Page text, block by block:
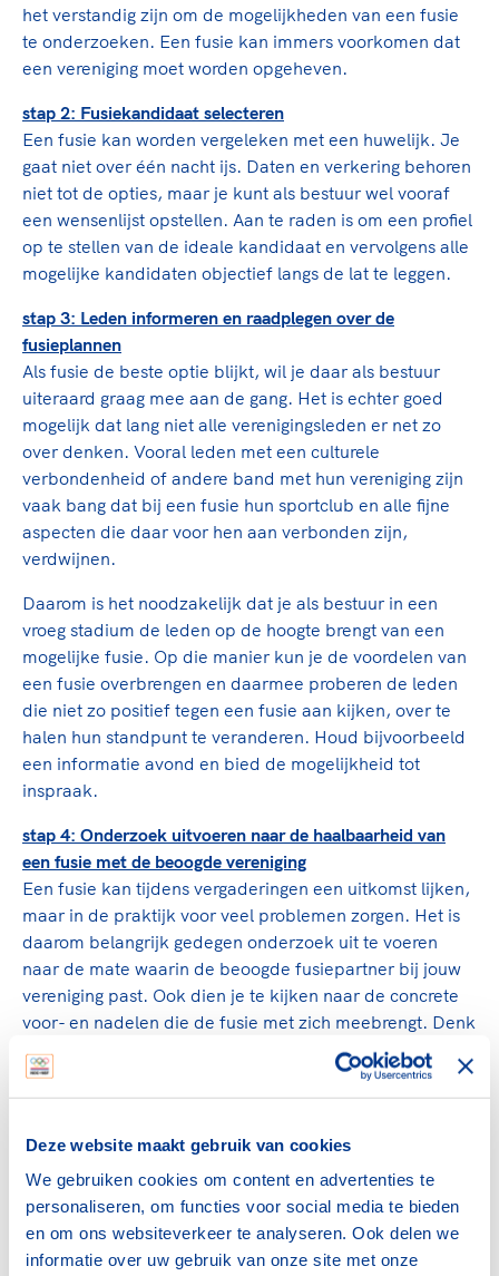
Deze website maakt gebruik van cookies
We gebruiken cookies om content en advertenties te
personaliseren, om functies voor social media te bieden
en om ons websiteverkeer te analyseren. Ook delen we
informatie over uw gebruik van onze site met onze
het verstandig zijn om de mogelijkheden van een fusie
te onderzoeken. Een fusie kan immers voorkomen dat
een vereniging moet worden opgeheven.
stap 2: Fusiekandidaat selecteren
Een fusie kan worden vergeleken met een huwelijk. Je
gaat niet over één nacht ijs. Daten en verkering behoren
niet tot de opties, maar je kunt als bestuur wel vooraf
een wensenlijst opstellen. Aan te raden is om een profiel
op te stellen van de ideale kandidaat en vervolgens alle
mogelijke kandidaten objectief langs de lat te leggen.
stap 3: Leden informeren en raadplegen over de
fusieplannen
Als fusie de beste optie blijkt, wil je daar als bestuur
uiteraard graag mee aan de gang. Het is echter goed
mogelijk dat lang niet alle verenigingsleden er net zo
over denken. Vooral leden met een culturele
verbondenheid of andere band met hun vereniging zijn
vaak bang dat bij een fusie hun sportclub en alle fijne
aspecten die daar voor hen aan verbonden zijn,
verdwijnen.
Daarom is het noodzakelijk dat je als bestuur in een
vroeg stadium de leden op de hoogte brengt van een
mogelijke fusie. Op die manier kun je de voordelen van
een fusie overbrengen en daarmee proberen de leden
die niet zo positief tegen een fusie aan kijken, over te
halen hun standpunt te veranderen. Houd bijvoorbeeld
een informatie avond en bied de mogelijkheid tot
inspraak.
stap 4: Onderzoek uitvoeren naar de haalbaarheid van
een fusie met de beoogde vereniging
Een fusie kan tijdens vergaderingen een uitkomst lijken,
maar in de praktijk voor veel problemen zorgen. Het is
daarom belangrijk gedegen onderzoek uit te voeren
naar de mate waarin de beoogde fusiepartner bij jouw
vereniging past. Ook dien je te kijken naar de concrete
voor- en nadelen die de fusie met zich meebrengt. Denk
daarbij aan de navolgende punten:
Sociale aspecten en verenigingscultuur
tegenstellingen tussen de beide verenigingen? Denk
hierbij ook aan de clubkleuren en de uitstraling, evenals
de naam en faam van de fusiepartner.
Ledenaantallen, samenstelling en bijdragen
Is er overeenkomst tussen het soort leden van beide